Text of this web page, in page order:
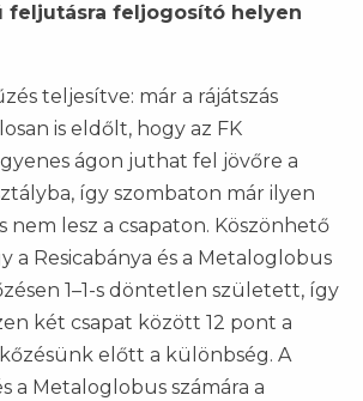
feljutásra feljogosító helyen
teljesítve: már a rájátszás
is eldőlt, hogy az FK
ágon juthat fel jövőre a
így szombaton már ilyen
nem lesz a csapaton. Köszönhető
a Resicabánya és a Metaloglobus
1–1-s döntetlen született, így
két csapat között 12 pont a
előtt a különbség. A
a Metaloglobus számára a